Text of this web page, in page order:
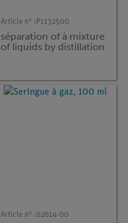
Article n° : P1132500
séparation of à mixture
of liquids by distillation
Article n° :02614-00